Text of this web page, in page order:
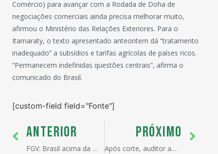
Comércio) para avançar com a Rodada de Doha de
negociações comerciais ainda precisa melhorar muito,
afirmou o Ministério das Relações Exteriores. Para o
Itamaraty, o texto apresentado anteontem dá “tratamento
inadequado” a subsídios e tarifas agrícolas de países ricos.
“Permanecem indefinidas questões centrais”, afirma o
comunicado do Brasil.
[custom-field field="Fonte"]
ANTERIOR
FGV: Brasil acima da média mundial.
PRÓXIMO
Após corte, auditor ameaça retomar greve